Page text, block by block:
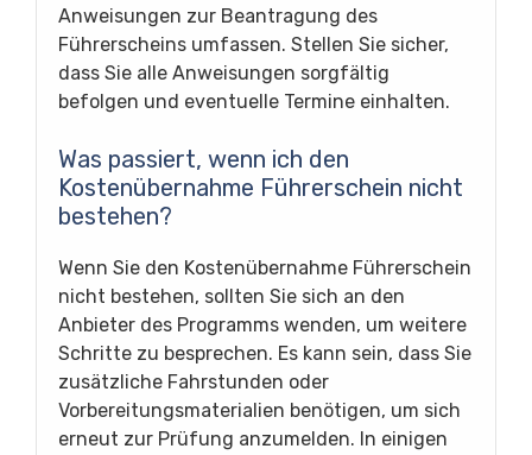
Anweisungen zur Beantragung des
Führerscheins umfassen. Stellen Sie sicher,
dass Sie alle Anweisungen sorgfältig
befolgen und eventuelle Termine einhalten.
Was passiert, wenn ich den
Kostenübernahme Führerschein nicht
bestehen?
Wenn Sie den Kostenübernahme Führerschein
nicht bestehen, sollten Sie sich an den
Anbieter des Programms wenden, um weitere
Schritte zu besprechen. Es kann sein, dass Sie
zusätzliche Fahrstunden oder
Vorbereitungsmaterialien benötigen, um sich
erneut zur Prüfung anzumelden. In einigen